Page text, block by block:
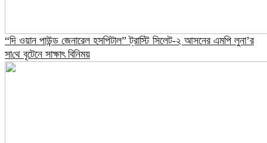
“দি ওয়ান পাউন্ড জেনারেল হসপিটাল” ট্রাস্টি সিলেট-২ আসনের এমপি লুনা’র
সা‌থে বৃটেনে সাক্ষাৎ বিনিময়